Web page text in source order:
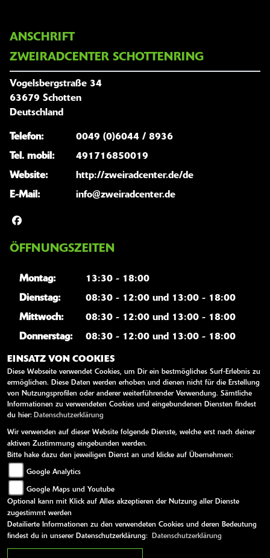
ANSCHRIFT
ZWEIRADCENTER SCHOTTENRING
Vogelsbergstraße 34
63679 Schotten
Deutschland
Telefon:
0049 (0)6044 / 8936
Tel. mobil:
491716850019
Website:
http://zweiradcenter.de/de
E-Mail:
info@zweiradcenter.de
ÖFFNUNGSZEITEN
Montag:
13:30 - 18:00
Dienstag:
08:30 - 12:00 und 13:00 - 18:00
Mittwoch:
08:30 - 12:00 und 13:00 - 18:00
Donnerstag:
08:30 - 12:00 und 13:00 - 18:00
Freitag:
08:30 - 12:00 und 13:00 - 18:00
Samstag:
10:00 - 13:00
Sonntag:
geschlossen
WEITERE LINKS
Kawasaki News
Kawasaki Handbücher
Kawasaki Bekleidung
Kawasaki Merchandise
AGB Impressum Datenschutz Disclaimer
EINSATZ VON COOKIES
Diese Webseite verwendet Cookies, um Dir ein bestmögliches Surf-Erlebnis zu
ermöglichen. Diese Daten werden erhoben und dienen nicht für die Erstellung
von Nutzungsprofilen oder anderer weiterführender Verwendung. Sämtliche
Informationen zu verwendeten Cookies und eingebundenen Diensten findest
du hier: Datenschutzerklärung
Wir verwenden auf dieser Website folgende Dienste, welche erst nach deiner
aktiven Zustimmung eingebunden werden.
Bitte hake dazu den jeweiligen Dienst an und klicke auf Übernehmen:
Google Analytics
Google Maps und Youtube
Optional kann mit Klick auf Alles akzeptieren der Nutzung aller Dienste
zugestimmt werden
Detailierte Informationen zu den verwendeten Cookies und deren Bedeutung
findest du in unserer Datenschutzerklärung:
Datenschutzerklärung